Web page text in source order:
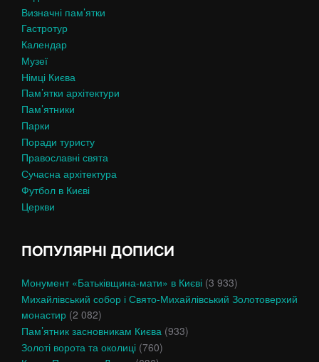
Визначні пам’ятки
Гастротур
Календар
Музеї
Німці Києва
Пам’ятки архітектури
Пам’ятники
Парки
Поради туристу
Православні свята
Сучасна архітектура
Футбол в Києві
Церкви
ПОПУЛЯРНІ ДОПИСИ
Монумент «Батьківщина-мати» в Києві (3 933)
Михайлівський собор і Свято-Михайлівський Золотоверхий
монастир (2 082)
Пам’ятник засновникам Києва (933)
Золоті ворота та околиці (760)